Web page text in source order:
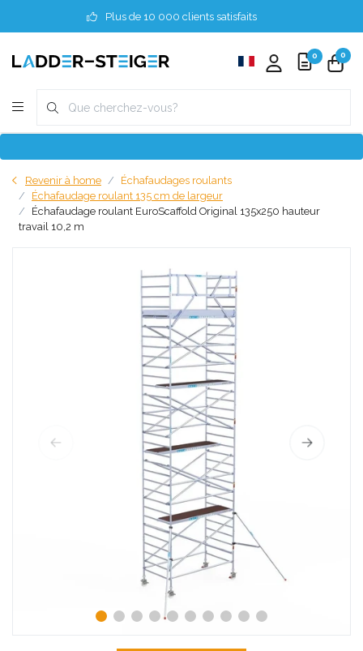
Plus de 10 000 clients satisfaits
0 0
Revenir à home
Échafaudages roulants
Échafaudage roulant 135 cm de largeur
Échafaudage roulant EuroScaffold Original 135x250 hauteur
travail 10,2 m